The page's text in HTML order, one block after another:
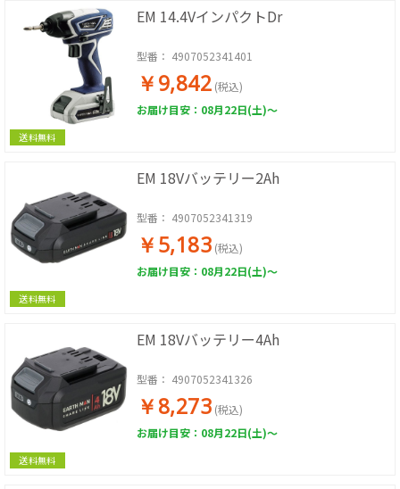
送料無料
EM 14.4VインパクトDr
型番： 4907052341401
￥9,842 (税込)
お届け目安：08月22日(土)～
送料無料
EM 18Vバッテリー2Ah
型番： 4907052341319
￥5,183 (税込)
お届け目安：08月22日(土)～
送料無料
EM 18Vバッテリー4Ah
型番： 4907052341326
￥8,273 (税込)
お届け目安：08月22日(土)～